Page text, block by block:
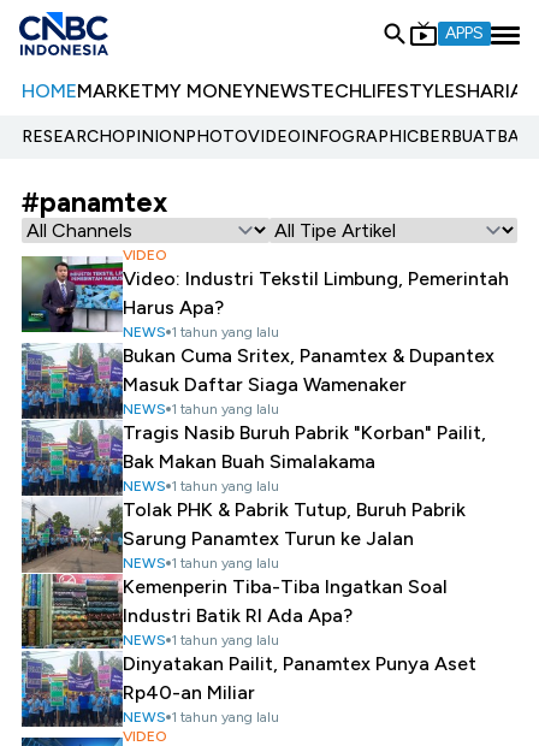
APPS
HOMEMARKETMY MONEYNEWSTECHLIFESTYLESHARIA
RESEARCHOPINIONPHOTOVIDEOINFOGRAPHIC
#panamtex
VIDEO
Video: Industri Tekstil Limbung, Pemerintah
Harus Apa?
NEWS 1 tahun yang lalu
Bukan Cuma Sritex, Panamtex & Dupantex
Masuk Daftar Siaga Wamenaker
NEWS 1 tahun yang lalu
Tragis Nasib Buruh Pabrik "Korban" Pailit,
Bak Makan Buah Simalakama
NEWS 1 tahun yang lalu
Tolak PHK & Pabrik Tutup, Buruh Pabrik
Sarung Panamtex Turun ke Jalan
NEWS 1 tahun yang lalu
Kemenperin Tiba-Tiba Ingatkan Soal
Industri Batik RI Ada Apa?
NEWS 1 tahun yang lalu
Dinyatakan Pailit, Panamtex Punya Aset
Rp40-an Miliar
NEWS 1 tahun yang lalu
VIDEO